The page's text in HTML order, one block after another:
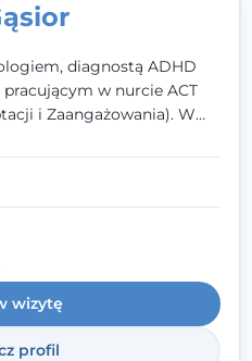
diagnostą ADHD
w nurcie ACT
i Zaangażowania). W
najważniejsze są dla
zrozumienie i atmosfera
że skuteczna terapia
- razem tworzymy
rozwiązań.
wizytę
profil